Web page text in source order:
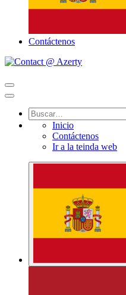
Contáctenos
Inicio
Contáctenos
Ir a la teinda web